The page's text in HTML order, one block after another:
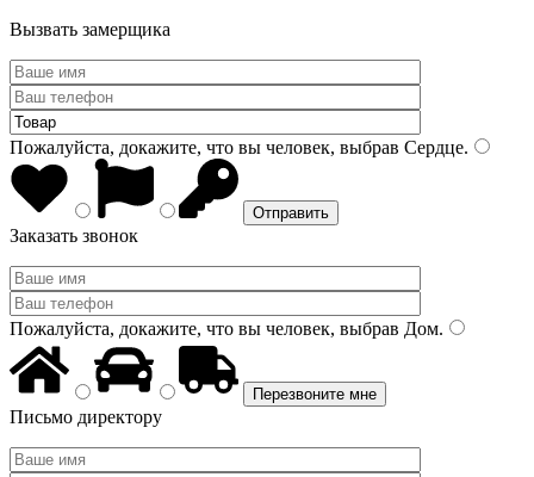
Вызвать замерщика
Пожалуйста, докажите, что вы человек, выбрав Сердце.
Заказать звонок
Пожалуйста, докажите, что вы человек, выбрав Дом.
Письмо директору